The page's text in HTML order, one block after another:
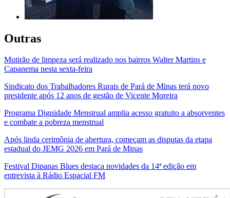
Outras
Mutirão de limpeza será realizado nos bairros Walter Martins e
Capanema nesta sexta-feira
Sindicato dos Trabalhadores Rurais de Pará de Minas terá novo
presidente após 12 anos de gestão de Vicente Moreira
Programa Dignidade Menstrual amplia acesso gratuito a absorventes
e combate a pobreza menstrual
Após linda cerimônia de abertura, começam as disputas da etapa
estadual do JEMG 2026 em Pará de Minas
Festival Dipanas Blues destaca novidades da 14ª edição em
entrevista à Rádio Espacial FM